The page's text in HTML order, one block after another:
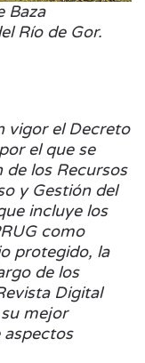
Baza
Río de Gor.
vigor el Decreto
el que se
de los Recursos
y Gestión del
incluye los
como
protegido, la
de los
Digital
mejor